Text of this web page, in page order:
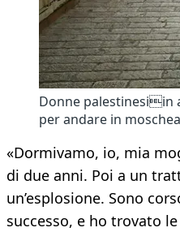
Donne palestinesiin
per andare in moschea
«Dormivamo, io, mia
di due anni. Poi a un
un’esplosione. Sono
successo, e ho trovato